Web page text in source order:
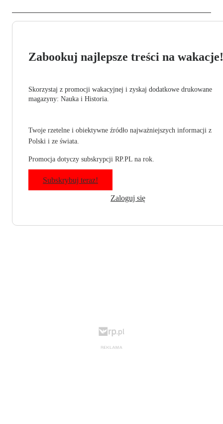
Zabookuj najlepsze treści na wakacje!
Skorzystaj z promocji wakacyjnej i zyskaj dodatkowe drukowane
magazyny: Nauka i Historia.
Twoje rzetelne i obiektywne źródło najważniejszych informacji z
Polski i ze świata.
Promocja dotyczy subskrypcji RP.PL na rok.
Subskrybuj teraz!
Zaloguj się